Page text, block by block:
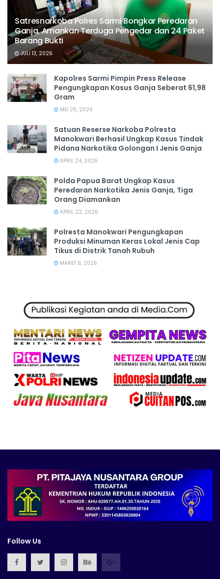
Satresnarkoba Polres Sarmi Bongkar Peredaran
Ganja, Amankan Terduga Pengedar dan 24 Paket
Barang Bukti
JULI 13, 2026
Kapolres Sarmi Pimpin Press Release
Pengungkapan Kasus Ganja Seberat 61,98
Gram
MEI 25, 2026
Satuan Reserse Narkoba Polresta
Manokwari Berhasil Ungkap Kasus Tindak
Pidana Narkotika Golongan I Jenis Ganja
APRIL 24, 2026
Polda Papua Barat Ungkap Kasus
Peredaran Narkotika Jenis Ganja, Tiga
Orang Diamankan
APRIL 22, 2026
Polresta Manokwari Pengungkapan
Produksi Minuman Keras Lokal Jenis Cap
Tikus di Distrik Tanah Rubuh
MARET 9, 2026
Follow Us